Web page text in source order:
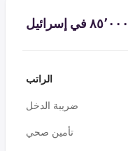
الراتب
ضريبة الدخل
تأمين صحي